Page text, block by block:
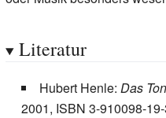
Literatur
Hubert Henle: Das
2001, ISBN 3-910098-